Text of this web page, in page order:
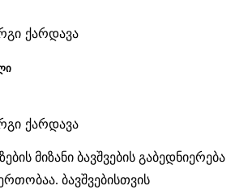
ქარდავა
ქარდავა
მიზანი ბავშვების გაბედნიერება
ბავშვებისთვის